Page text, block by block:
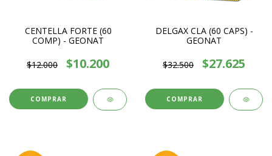
CENTELLA FORTE (60
COMP) - GEONAT
$12.000 $10.200
DELGAX CLA (60 CAPS) -
GEONAT
$32.500 $27.625